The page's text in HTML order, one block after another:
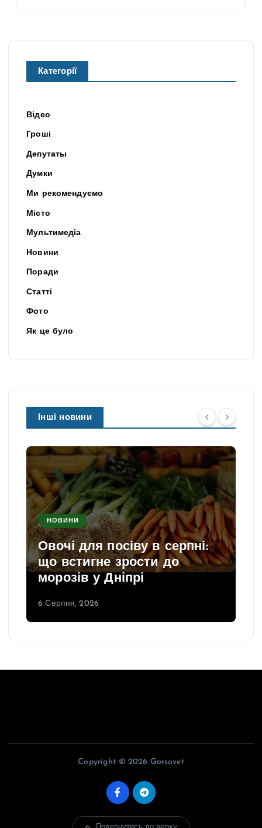
Категорії
Відео
Гроші
Депутаты
Думки
Ми рекомендуємо
Місто
Мультимедіа
Новини
Поради
Статті
Фото
Як це було
Інші новини
НОВИНИ
Овочі для посіву в серпні:
що встигне зрости до
морозів у Дніпрі
6 Серпня, 2026
Copyright © 2026 Gorsovet